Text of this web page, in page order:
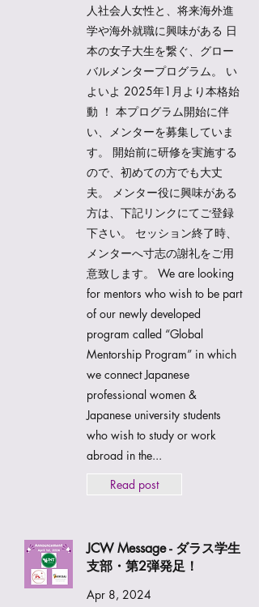
人社会人女性と、将来海外進
学や海外就職に興味がある 日
本の女子大生を繋ぐ、グロー
バルメンタープログラム。 い
よいよ 2025年1月より本格始
動 ！ 本プログラム開始に伴
い、メンターを募集していま
す。 開始前に研修を実施する
ので、初めての方でも大丈
夫。 メンター役に興味がある
方は、下記リンクにてご登録
下さい。 セッション終了時、
メンターへ寸志の謝礼をご用
意致します。 We are looking
for mentors who wish to be part
of our newly developed
program called “Global
Mentorship Program” in which
we connect Japanese
professional women &
Japanese university students
who wish to study or work
abroad in the...
Read post
JCW Message - ダラス学生
支部・第2弾発足！
Apr 8, 2024